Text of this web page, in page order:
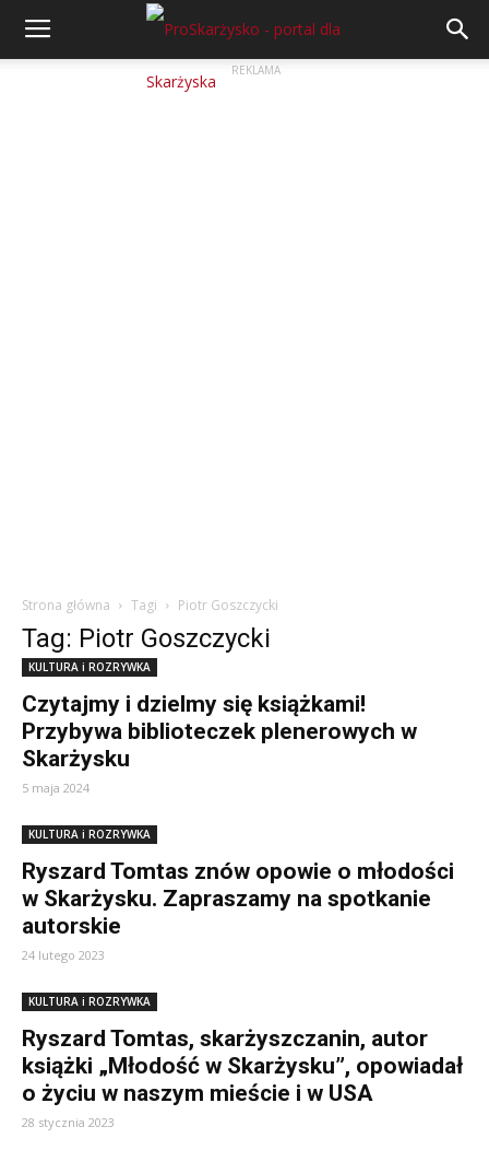
REKLAMA
Strona główna Tagi Piotr Goszczycki
Tag: Piotr Goszczycki
KULTURA i ROZRYWKA
Czytajmy i dzielmy się książkami!
Przybywa biblioteczek plenerowych w
Skarżysku
5 maja 2024
KULTURA i ROZRYWKA
Ryszard Tomtas znów opowie o młodości
w Skarżysku. Zapraszamy na spotkanie
autorskie
24 lutego 2023
KULTURA i ROZRYWKA
Ryszard Tomtas, skarżyszczanin, autor
książki „Młodość w Skarżysku”, opowiadał
o życiu w naszym mieście i w USA
28 stycznia 2023